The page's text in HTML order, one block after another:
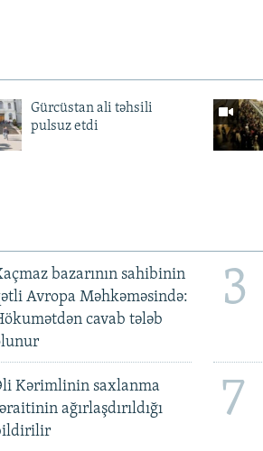
Gürcüstan ali təhsili
pulsuz etdi
bazarının sahibinin
Avropa Məhkəməsində:
cavab tələb
3
Kərimlinin saxlanma
ağırlaşdırıldığı
7